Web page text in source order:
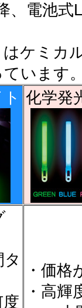
、電池
ケミカ
ています
化学発
度
・価格
・高